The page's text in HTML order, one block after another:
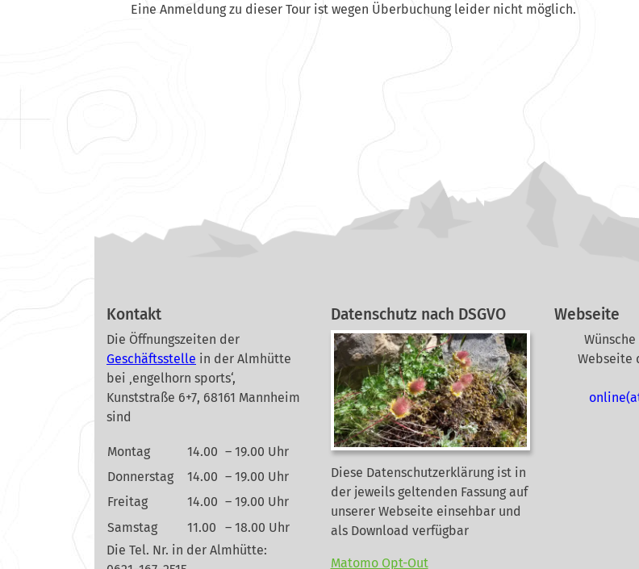
Eine Anmeldung zu dieser Tour ist wegen Überbuchung leider nicht möglich.
Kontakt
Die Öffnungszeiten der
Geschäftsstelle in der Almhütte
bei ‚engelhorn sports‘,
Kunststraße 6+7, 68161 Mannheim
sind
Montag 14.00 – 19.00 Uhr
Donnerstag
14.00 – 19.00 Uhr
Freitag
14.00 – 19.00 Uhr
Samstag
11.00
– 18.00 Uhr
Die Tel. Nr. in der Almhütte:
Datenschutz nach DSGVO
Diese Datenschutzerklärung ist in
der jeweils geltenden Fassung auf
unserer Webseite einsehbar und
als Download verfügbar
Matomo Opt-Out
Webseite
Webseite